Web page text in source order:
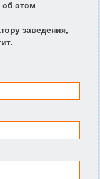
об этом
заведения,